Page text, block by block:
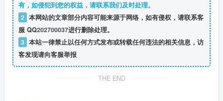
有，如侵犯到您的权益，请联系我们及时处理。
2 本网站的文章部分内容可能来源于网络，如有侵权，请联系客
服 QQ202700037进行删除处理。
3 本站一律禁止以任何方式发布或转载任何违法的相关信息，访
客发现请向客服举报
THE END